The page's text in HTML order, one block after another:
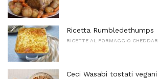
Ricetta Rumbledethumps
RICETTE AL FORMAGGIO CHEDDAR
Ceci Wasabi tostati vegani